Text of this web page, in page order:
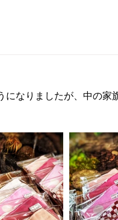
なりましたが、中の家